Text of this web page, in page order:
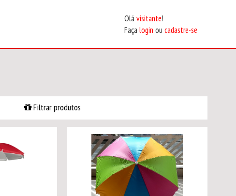
Olávisitante!
Façalogin oucadastre-se
Filtrar produtos